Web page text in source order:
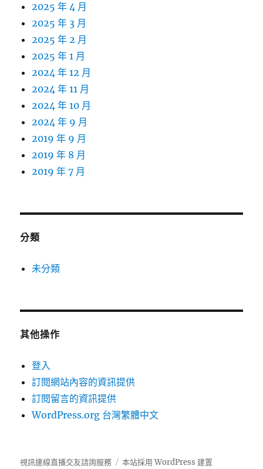
2025 年 4 月
2025 年 3 月
2025 年 2 月
2025 年 1 月
2024 年 12 月
2024 年 11 月
2024 年 10 月
2024 年 9 月
2019 年 9 月
2019 年 8 月
2019 年 7 月
分類
未分類
其他操作
登入
訂閱網站內容的資訊提供
訂閱留言的資訊提供
WordPress.org 台灣繁體中文
視訊連線直播交友諮詢服務 本站採用 WordPress 建置